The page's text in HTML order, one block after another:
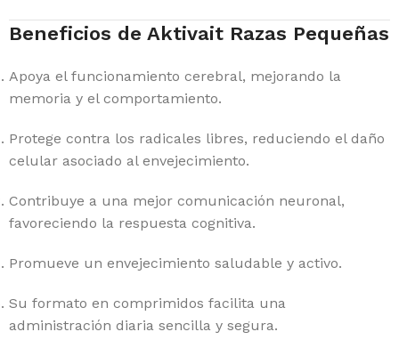
Beneficios de Aktivait Razas Pequeñas
Apoya el funcionamiento cerebral, mejorando la
memoria y el comportamiento.
Protege contra los radicales libres, reduciendo el daño
celular asociado al envejecimiento.
Contribuye a una mejor comunicación neuronal,
favoreciendo la respuesta cognitiva.
Promueve un envejecimiento saludable y activo.
Su formato en comprimidos facilita una
administración diaria sencilla y segura.